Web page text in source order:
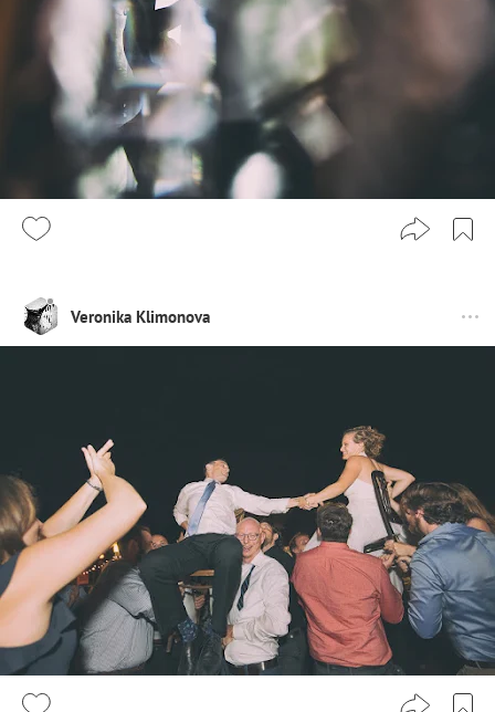
Veronika Klimonova